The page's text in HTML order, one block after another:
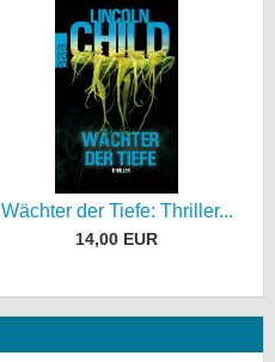
Wächter der Tiefe: Thriller...
14,00 EUR